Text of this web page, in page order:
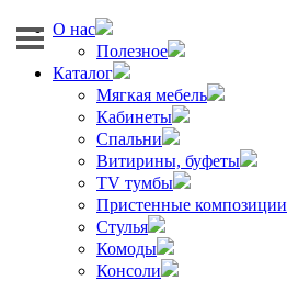
О нас
Полезное
Каталог
Мягкая мебель
Кабинеты
Спальни
Витирины, буфеты
TV тумбы
Пристенные композиции
Стулья
Комоды
Консоли